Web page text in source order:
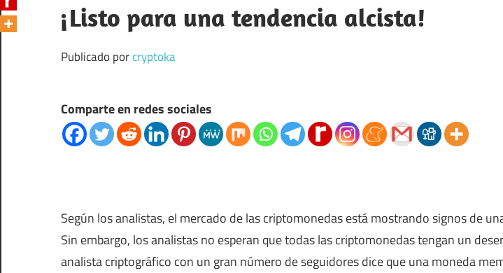
¡Listo para una tendencia alcista!
Publicado porcryptoka
Comparte en redes sociales
Según los analistas, el mercado de las criptomonedas está mostrando signos de
Sin embargo, los analistas no esperan que todas las criptomonedas tengan un
analista criptográfico con un gran número de seguidores dice que una moneda